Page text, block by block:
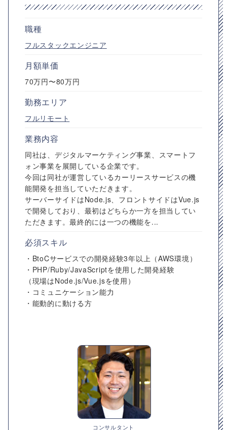
職種
フルスタックエンジニア
月額単価
70万円〜80万円
勤務エリア
フルリモート
業務内容
同社は、デジタルマーケティング事業、スマートフ
ォン事業を展開している企業です。
今回は同社が運営しているカーリースサービスの機
能開発を担当していただきます。
サーバーサイドはNode.js、フロントサイドはVue.js
で開発しており、最初はどちらか一方を担当してい
ただきます。最終的には一つの機能を...
必須スキル
・BtoCサービスでの開発経験3年以上（AWS環境）
・PHP/Ruby/JavaScriptを使用した開発経験
（現場はNode.js/Vue.jsを使用）
・コミュニケーション能力
・能動的に動ける方
コンサルタント